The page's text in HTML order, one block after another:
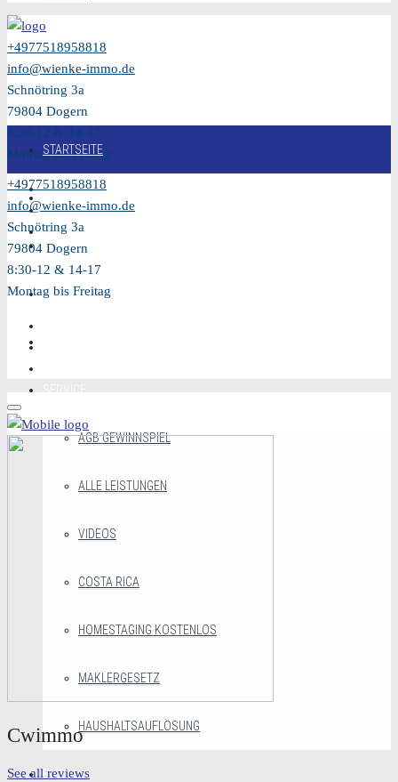
+4977518958818
info@wienke-immo.de
Schnötring 3a
79804 Dogern
8:30-12 & 14-17
Montag bis Freitag
STARTSEITE
VERKAUFEN
MIETEN
AGB GEWINNSPIEL
ALLE LEISTUNGEN
VIDEOS
COSTA RICA
HOMESTAGING KOSTENLOS
MAKLERGESETZ
HAUSHALTSAUFLÖSUNG
BLOG
+4977518958818
info@wienke-immo.de
Schnötring 3a
79804 Dogern
8:30-12 & 14-17
Montag bis Freitag
Cwimmo
See all reviews